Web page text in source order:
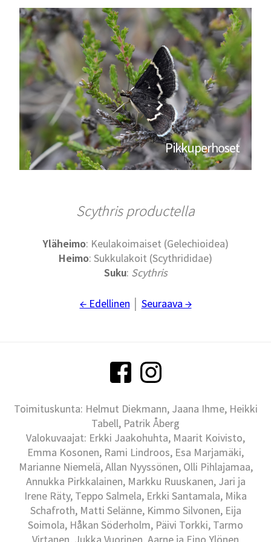
Pikkuperhoset
Scythris productella
Yläheimo: Keulakoimaiset (Gelechioidea)
Heimo: Sukkulakoit (Scythrididae)
Suku: Scythris
← Edellinen Seuraava →
Toimituskunta: Helmut Diekmann, Jaana Ihme, Heikki
Tabell, Patrik Åberg
Valokuvaajat: Erkki Jaakohuhta, Maarit Koivisto,
Emma Kosonen, Rami Lindroos, Esa Marjamäki,
Marianne Niemelä, Allan Nyyssönen, Olli Pihlajamaa,
Annukka Pirkkalainen, Markku Ruuskanen, Jari ja
Irene Räty, Teppo Salmela, Erkki Santamala, Mika
Schafroth, Matti Selänne, Kimmo Silvonen, Eija
Soimola, Håkan Söderholm, Päivi Torkki, Tarmo